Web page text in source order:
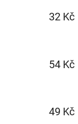
32 Kč
54 Kč
49 Kč